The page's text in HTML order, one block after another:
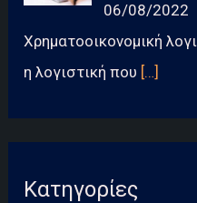
06/08/2022
Χρηματοοικονομική
η λογιστική που […]
Κατηγορίες